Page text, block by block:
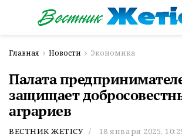
Главная Новости Экономика
Палата
защищает
аграриев
ВЕСТНИК ЖЕТІСУ 18 января 2025,